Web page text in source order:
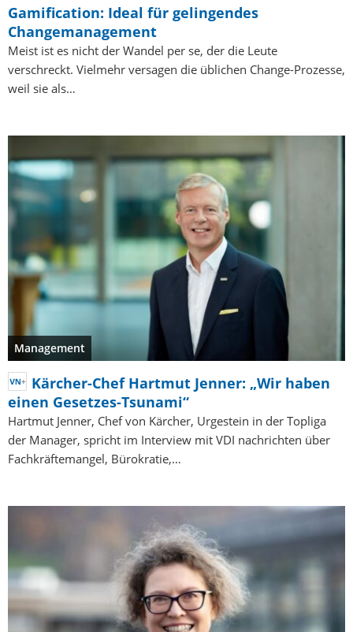
Gamification: Ideal für gelingendes
Changemanagement
Meist ist es nicht der Wandel per se, der die Leute
verschreckt. Vielmehr versagen die üblichen Change-Prozesse,
weil sie als…
Management
Kärcher-Chef Hartmut Jenner: „Wir haben
einen Gesetzes-Tsunami“
Hartmut Jenner, Chef von Kärcher, Urgestein in der Topliga
der Manager, spricht im Interview mit VDI nachrichten über
Fachkräftemangel, Bürokratie,…